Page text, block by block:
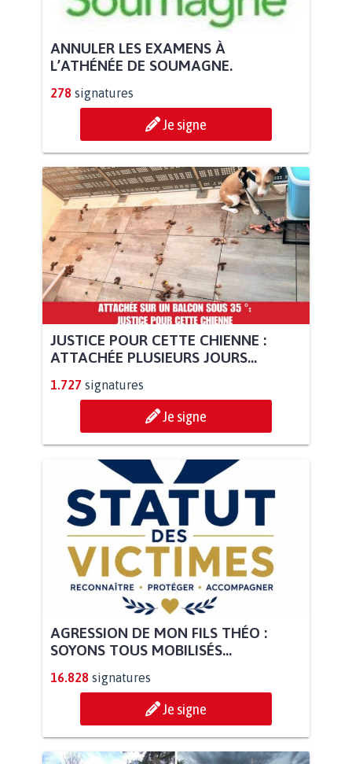
ANNULER LES EXAMENS À
L’ATHÉNÉE DE SOUMAGNE.
278 signatures
Je signe
JUSTICE POUR CETTE CHIENNE :
ATTACHÉE PLUSIEURS JOURS...
1.727 signatures
Je signe
AGRESSION DE MON FILS THÉO :
SOYONS TOUS MOBILISÉS...
16.828 signatures
Je signe